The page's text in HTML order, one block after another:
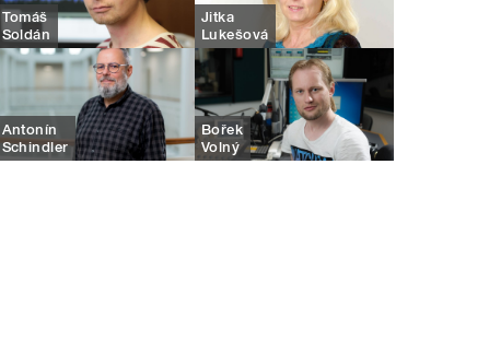
Tomáš
Soldán
Jitka
Lukešová
Antonín
Schindler
Bořek
Volný